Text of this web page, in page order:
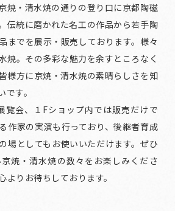
焼・清水焼の通りの登り口に京都陶磁
伝統に磨かれた名工の作品から若手陶
までを展示・販売しております。様々
焼。その多彩な魅力を余すところなく
様方に京焼・清水焼の素晴らしさを知
す。
覧会、１Fショップ内では販売だけで
作家の実演も行っており、後継者育成
場としてもお使いいただけます。ぜひ
焼・清水焼の数々をお楽しみくださ
よりお待ちしております。